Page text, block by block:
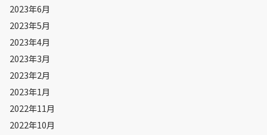
2023年6月
2023年5月
2023年4月
2023年3月
2023年2月
2023年1月
2022年11月
2022年10月